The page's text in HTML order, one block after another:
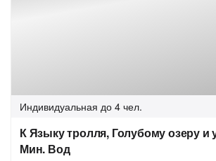
Индивидуальная до 4 чел.
К Языку тролля, Голубому озеру и
Мин. Вод